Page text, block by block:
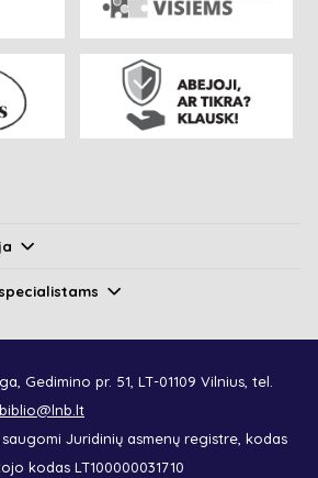
Gedimino pr. 51, LT-01109 Vilnius, tel.
biblio@lnb.lt
Juridinių asmenų registre, kodas
kodas LT100000031710